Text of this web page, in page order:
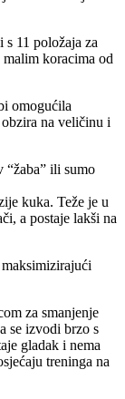
11 položaja za
malim koracima od
omogućila
na veličinu i
“žaba” ili sumo
kuka. Teže je u
a postaje lakši na
za smanjenje
se izvodi brzo s
gladak i nema
treninga na